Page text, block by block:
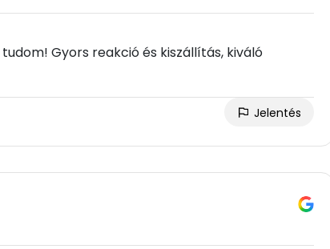
Gyors reakció és kiszállítás, kiváló
Jelentés